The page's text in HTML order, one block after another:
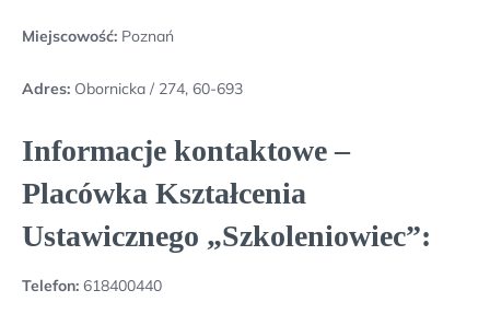
Miejscowość: Poznań
Adres: Obornicka / 274, 60-693
Informacje kontaktowe –
Placówka Kształcenia
Ustawicznego „Szkoleniowiec”:
Telefon: 618400440